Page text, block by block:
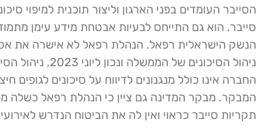
הסייבר העומדים בפני הארגון וליצור תוכנית למיפוי
סייבר. הוא גם התייחס לבעיות אבטחת מידע עימן
הנשק הישראלית רפאל. הנהלת רפאל לא אישרה את
ניהול הסיכונים של הממשלה ונכון
החברה אינו כולל מנגנונים לדיווח על סיכונים לגופים
המבקר. מבקר המדינה גם ציין כי הנהלת רפאל כשלה
תקריות סייבר כראוי ואין לה את הביטוח הנדרש